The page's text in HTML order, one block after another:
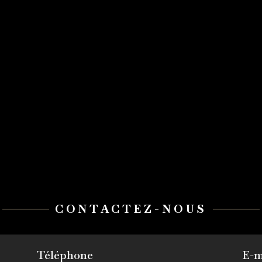
CONTACTEZ-NOUS
Téléphone E-